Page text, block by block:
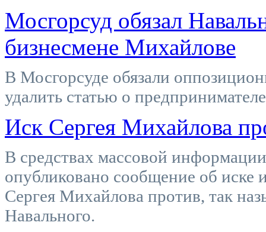
Мосгорсуд обязал
бизнесмене Михайлове
В Мосгорсуде обязали
удалить статью о
Иск Сергея Михайлова
В средствах массовой
опубликовано сообщение об иске
Сергея Михайлова против, так
Навального.